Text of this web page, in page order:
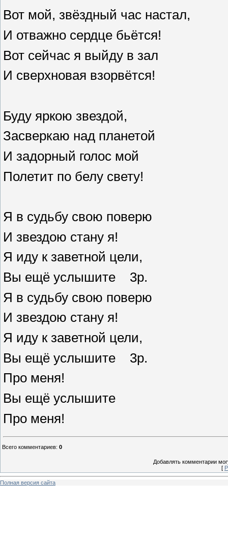
Вот мой, звёздный час настал,
И отважно сердце бьётся!
Вот сейчас я выйду в зал
И сверхновая взорвётся!
Буду яркою звездой,
Засверкаю над планетой
И задорный голос мой
Полетит по белу свету!
Я в судьбу свою поверю
И звездою стану я!
Я иду к заветной цели,
Вы ещё услышите 3р.
Я в судьбу свою поверю
И звездою стану я!
Я иду к заветной цели,
Вы ещё услышите 3р.
Про меня!
Вы ещё услышите
Про меня!
Всего комментариев: 0
Добавлять комментарии
[
Полная версия сайта